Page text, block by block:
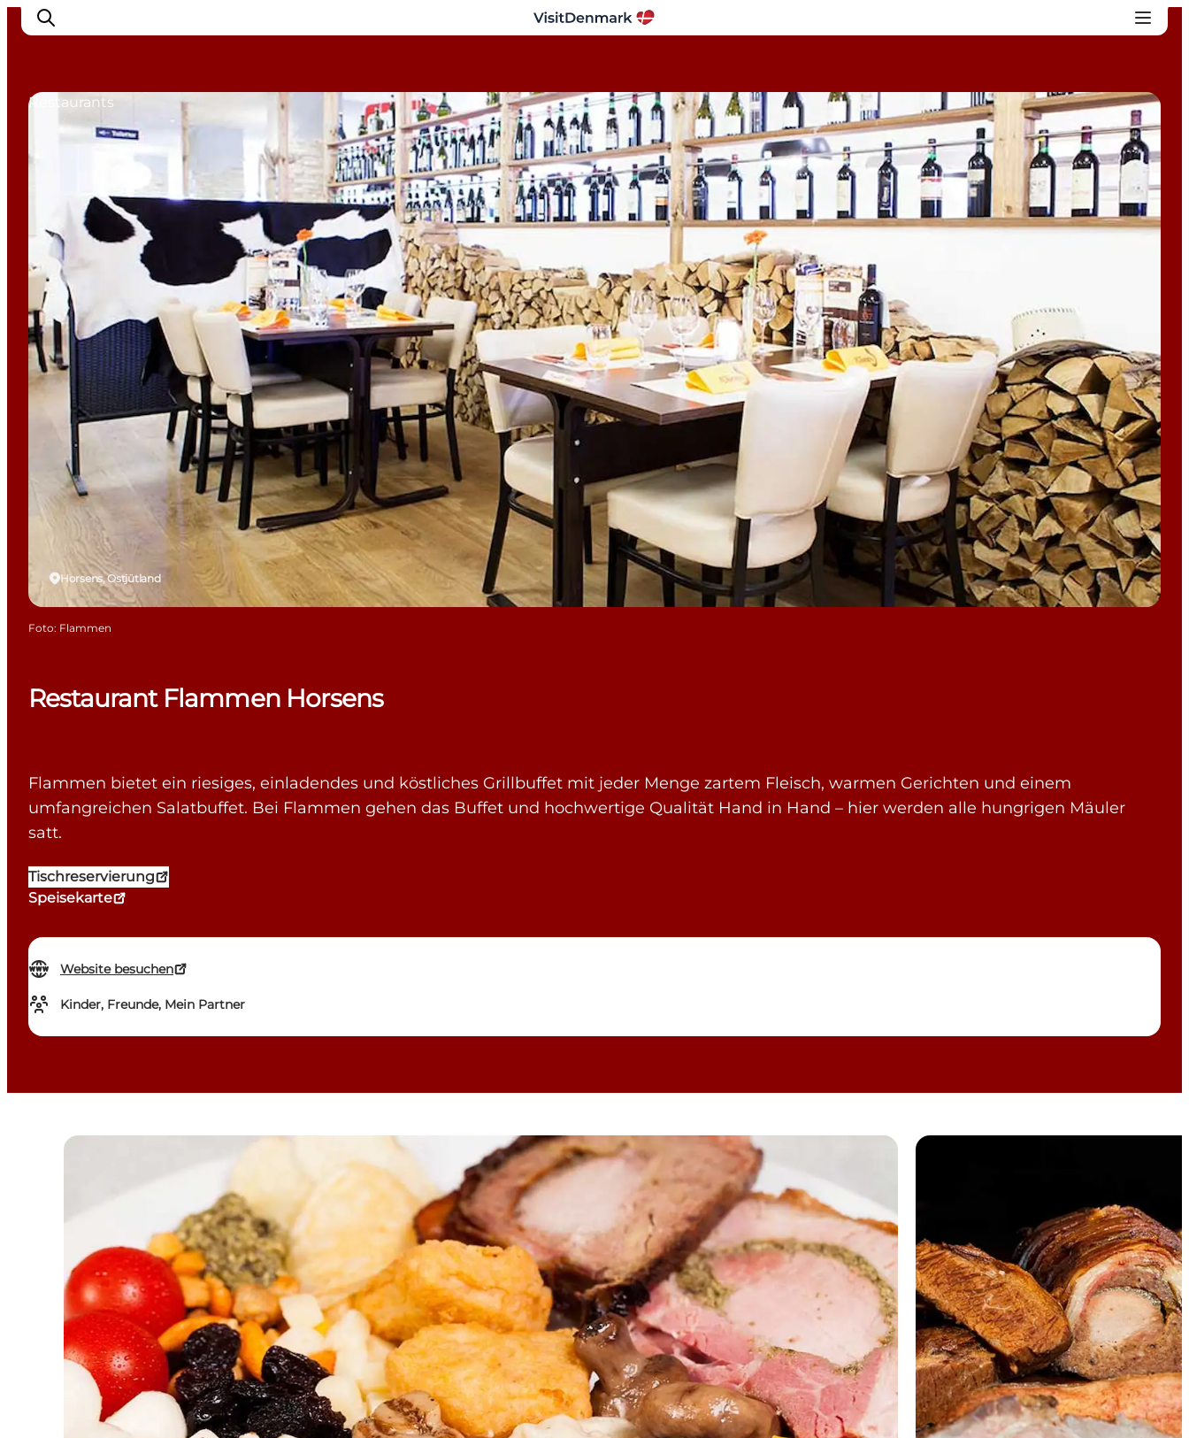
Erlebnisse
Unterkünfte
Reiseplanung
Restaurant Flammen Horsens
Flammen bietet ein riesiges, einladendes und köstliches Grillbuffet mit jeder Menge zartem Fleisch, warmen Gerichten und einem
umfangreichen Salatbuffet. Bei Flammen gehen das Buffet und hochwertige Qualität Hand in Hand – hier werden alle hungrigen Mäuler
satt.
Tischreservierung
Speisekarte
Website besuchen
Kinder, Freunde, Mein Partner
Horsens, Ostjütland
Restaurants
Foto: Flammen